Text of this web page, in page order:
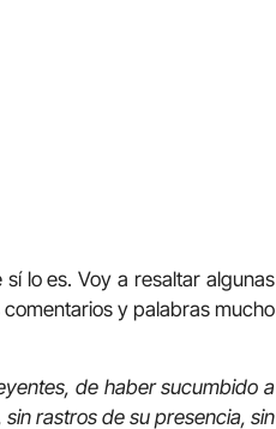
lo es. Voy a resaltar algunas
y palabras mucho
de haber sucumbido a
rastros de su presencia, sin